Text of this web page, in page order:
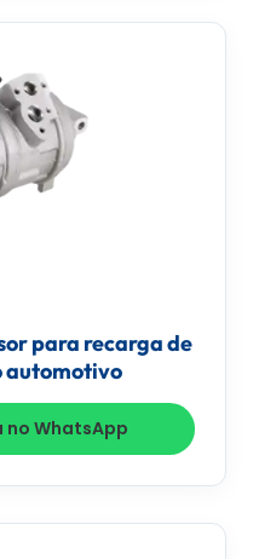
para recarga de
automotivo
WhatsApp